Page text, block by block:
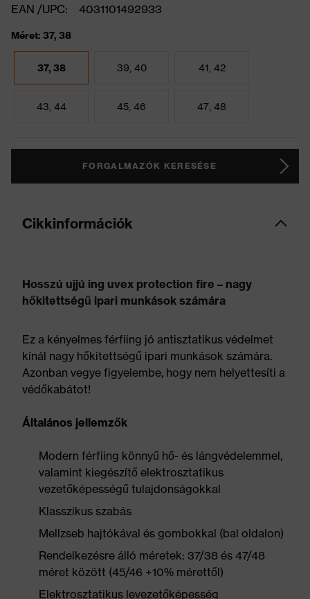
EAN /UPC:
4031101492933
Méret: 37, 38
37, 38 39, 40 41, 42
43, 44 45, 46 47, 48
FORGALMAZÓK KERESÉSE
Cikkinformációk
Hosszú ujjú ing uvex protection fire – nagy
hőkitettségű ipari munkások számára
Ez a kényelmes férfiing jó antisztatikus védelmet
kínál nagy hőkitettségű ipari munkások számára.
Azonban vegye figyelembe, hogy nem helyettesíti a
védőkabátot!
Általános jellemzők
Modern férfiing könnyű hő- és lángvédelemmel,
valamint kiegészítő elektrosztatikus
vezetőképességű tulajdonságokkal
Klasszikus szabás
Mellzseb hajtókával és gombokkal (bal oldalon)
Rendelkezésre álló méretek: 37/38 és 47/48
méret között (45/46 +10% mérettől)
Elektrosztatikus levezetőképesség